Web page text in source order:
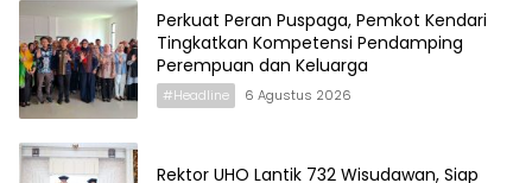
Perkuat Peran Puspaga, Pemkot Kendari
Tingkatkan Kompetensi Pendamping
Perempuan dan Keluarga
#Headline 6 Agustus 2026
Rektor UHO Lantik 732 Wisudawan, Siap